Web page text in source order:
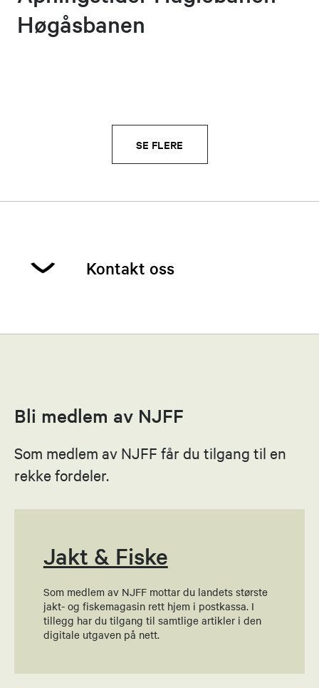
Høgåsbanen
SE FLERE
Kontakt oss
Send epost
Henning Skaret
Send epost
Odd Sørlie
Styremedlem
Send epost
Bli medlem av NJFF
Som medlem av NJFF får du tilgang til en
rekke fordeler.
Jakt & Fiske
Som medlem av NJFF mottar du landets største
jakt- og fiskemagasin rett hjem i postkassa. I
tillegg har du tilgang til samtlige artikler i den
digitale utgaven på nett.